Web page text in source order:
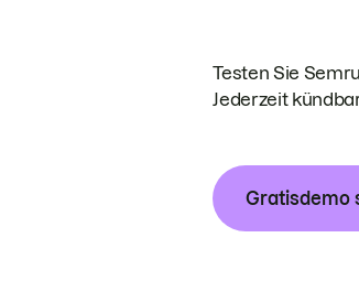
Testen Sie
Jederzeit
Gratisdemo